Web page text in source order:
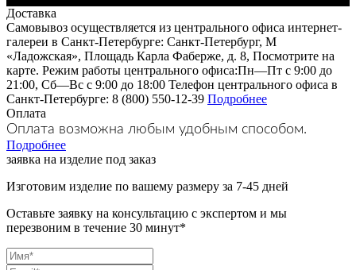
Доставка
Самовывоз осуществляется из центрального офиса интернет-
галереи в Санкт-Петербурге: Санкт-Петербург, М
«Ладожская», Площадь Карла Фаберже, д. 8, Посмотрите на
карте. Режим работы центрального офиса:Пн—Пт с 9:00 до
21:00, Сб—Вс с 9:00 до 18:00 Телефон центрального офиса в
Санкт-Петербурге: 8 (800) 550-12-39 Подробнее
Оплата
Оплата возможна любым удобным способом.
Подробнее
заявка на изделие под заказ
Изготовим изделие по вашему размеру за 7-45 дней
Оставьте заявку на консультацию с экспертом и мы
перезвоним в течение 30 минут*